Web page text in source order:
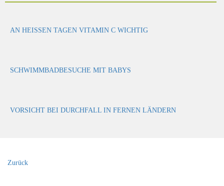
AN HEISSEN TAGEN VITAMIN C WICHTIG
SCHWIMMBADBESUCHE MIT BABYS
VORSICHT BEI DURCHFALL IN FERNEN LÄNDERN
Zurück